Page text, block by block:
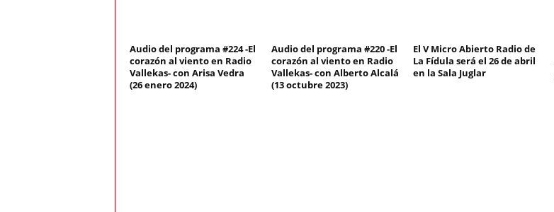
Audio del programa #224 -El
corazón al viento en Radio
Vallekas- con Arisa Vedra
(26 enero 2024)
Audio del programa #220 -El
corazón al viento en Radio
Vallekas- con Alberto Alcalá
(13 octubre 2023)
El V Micro Abierto Radio de
La Fídula será el 26 de abril
en la Sala Juglar